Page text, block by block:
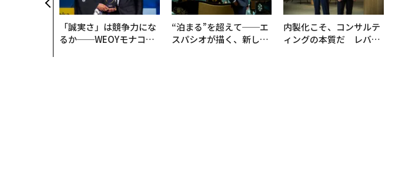
「誠実さ」は競争力にな
るか──WEOYモナコで
“泊まる”を超えて──エ
スパシオが描く、新しい
内製化こそ、コンサルテ
ィングの本質だ レバレ